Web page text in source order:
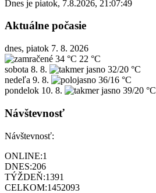
Dnes je piatok, 7.8.2026, 21:07:49
Aktuálne počasie
dnes, piatok 7. 8. 2026
34 °C 22 °C
sobota 8. 8.
32/20 °C
nedeľa 9. 8.
36/16 °C
pondelok 10. 8. 39/20 °C
Návštevnosť
Návštevnosť:
ONLINE:1
DNES:206
TÝŽDEŇ:1391
CELKOM:1452093